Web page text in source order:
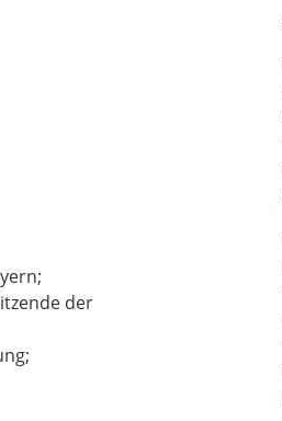
der